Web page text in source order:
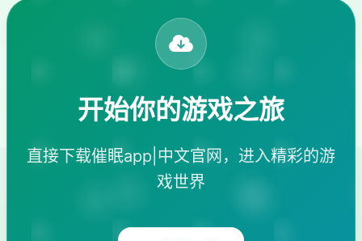
开始你的游戏之旅
直接下载催眠app|中文官网，进入精彩的游
戏世界